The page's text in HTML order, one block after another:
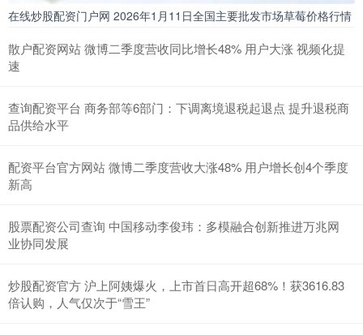
在线炒股配资门户网 2026年1月11日全国主要批发市场草莓价格行情
散户配资网站 微博二季度营收同比增长48% 用户大涨 视频化提
速
查询配资平台 商务部等6部门：下调离境退税起退点 提升退税商
品供给水平
配资平台官方网站 微博二季度营收大涨48% 用户增长创4个季度
新高
股票配资公司查询 中国移动李俊玮：多模融合创新推进万兆网
业协同发展
炒股配资官方 沪上阿姨爆火，上市首日高开超68%！获3616.83
倍认购，人气仅次于“雪王”